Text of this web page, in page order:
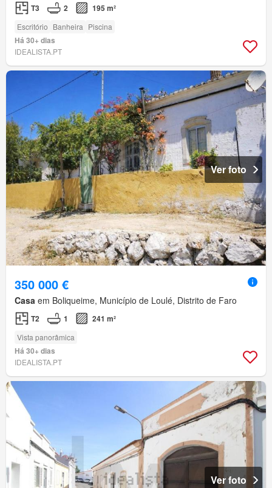
T3 2 195 m²
Escritório Banheira Piscina
Há 30+ dias
IDEALISTA.PT
Ver foto
350 000 €
Casa em Boliqueime, Município de Loulé, Distrito de Faro
T2 1 241 m²
Vista panorâmica
Há 30+ dias
IDEALISTA.PT
Ver foto